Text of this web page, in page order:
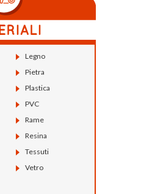
Legno
Pietra
Plastica
PVC
Rame
Resina
Tessuti
Vetro